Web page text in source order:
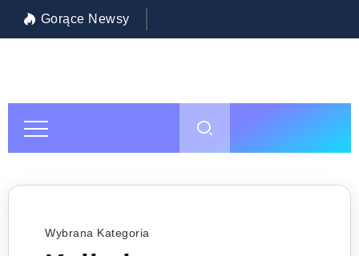
Gorące Newsy
Wybrana Kategoria